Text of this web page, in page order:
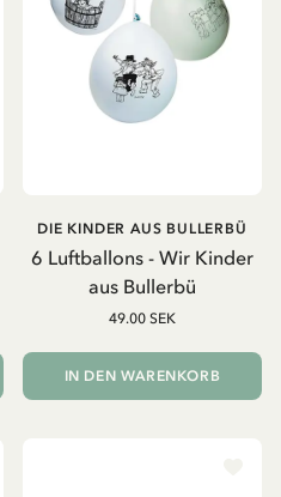
6 Luftballons - Wir Kinder
aus Bullerbü
DIE KINDER AUS BULLERBÜ
49.00 SEK
IN DEN WARENKORB